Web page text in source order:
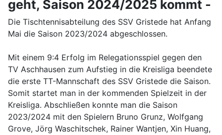
geht, Saison 2024/2025 kommt -
Die Tischtennisabteilung des SSV Gristede hat Anfang
Mai die Saison 2023/2024 abgeschlossen.
Mit einem 9:4 Erfolg im Relegationsspiel gegen den
TV Aschhausen zum Aufstieg in die Kreisliga beendete
die erste TT-Mannschaft des SSV Gristede die Saison.
Somit startet man in der kommenden Spielzeit in der
Kreisliga. Abschließen konnte man die Saison
2023/2024 mit den Spielern Bruno Grunz, Wolfgang
Grove, Jörg Waschitschek, Rainer Wantjen, Xin Huang,